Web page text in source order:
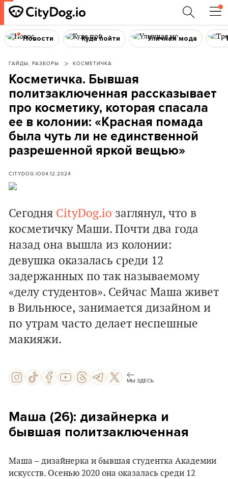
Новости Куда пойти Уличная мода
ГАЙДЫ, РАЗБОРЫ КОСМЕТИЧКА
Косметичка. Бывшая
политзаключенная рассказывает
про косметику, которая спасала
ее в колонии: «Красная помада
была чуть ли не единственной
разрешенной яркой вещью»
CITYDOG.IO04.12.2024
Сегодня CityDog.io заглянул, что в
косметичку Маши. Почти два года
назад она вышла из колонии:
девушка оказалась среди 12
задержанных по так называемому
«делу студентов». Сейчас Маша живет
в Вильнюсе, занимается дизайном и
по утрам часто делает неспешные
макияжи.
МЫ ЗДЕСЬ
Маша (26): дизайнерка и
бывшая политзаключенная
Маша – дизайнерка и бывшая студентка Академии
искусств. Осенью 2020 она оказалась среди 12